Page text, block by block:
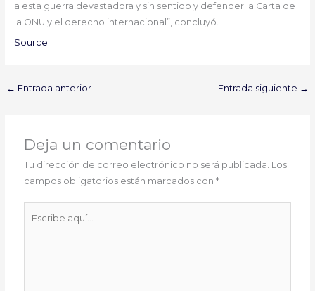
a esta guerra devastadora y sin sentido y defender la Carta de
la ONU y el derecho internacional”, concluyó.
Source
← Entrada anterior Entrada siguiente →
Deja un comentario
Tu dirección de correo electrónico no será publicada. Los
campos obligatorios están marcados con*